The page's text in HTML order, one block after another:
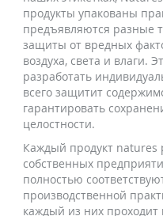
продукты упакованы
предъявляются разные
защиты от вредных
воздуха, света и влаги.
разработать
всего защитит
гарантировать
целостности.
Каждый продукт natures
собственных
полностью
производственной
каждый из них